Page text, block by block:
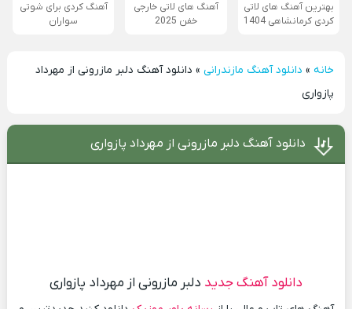
بهترین آهنگ های لاتی
کردی کرمانشاهی 1404
آهنگ های لاتی خارجی
خفن 2025
آهنگ کردی برای شوتی
سواران
خانه» دانلود آهنگ مازندرانی» دانلود آهنگ دلبر مازرونی از مهرداد
پازواری
دانلود آهنگ دلبر مازرونی از مهرداد پازواری
دانلود آهنگ جدید دلبر مازرونی از مهرداد پازواری